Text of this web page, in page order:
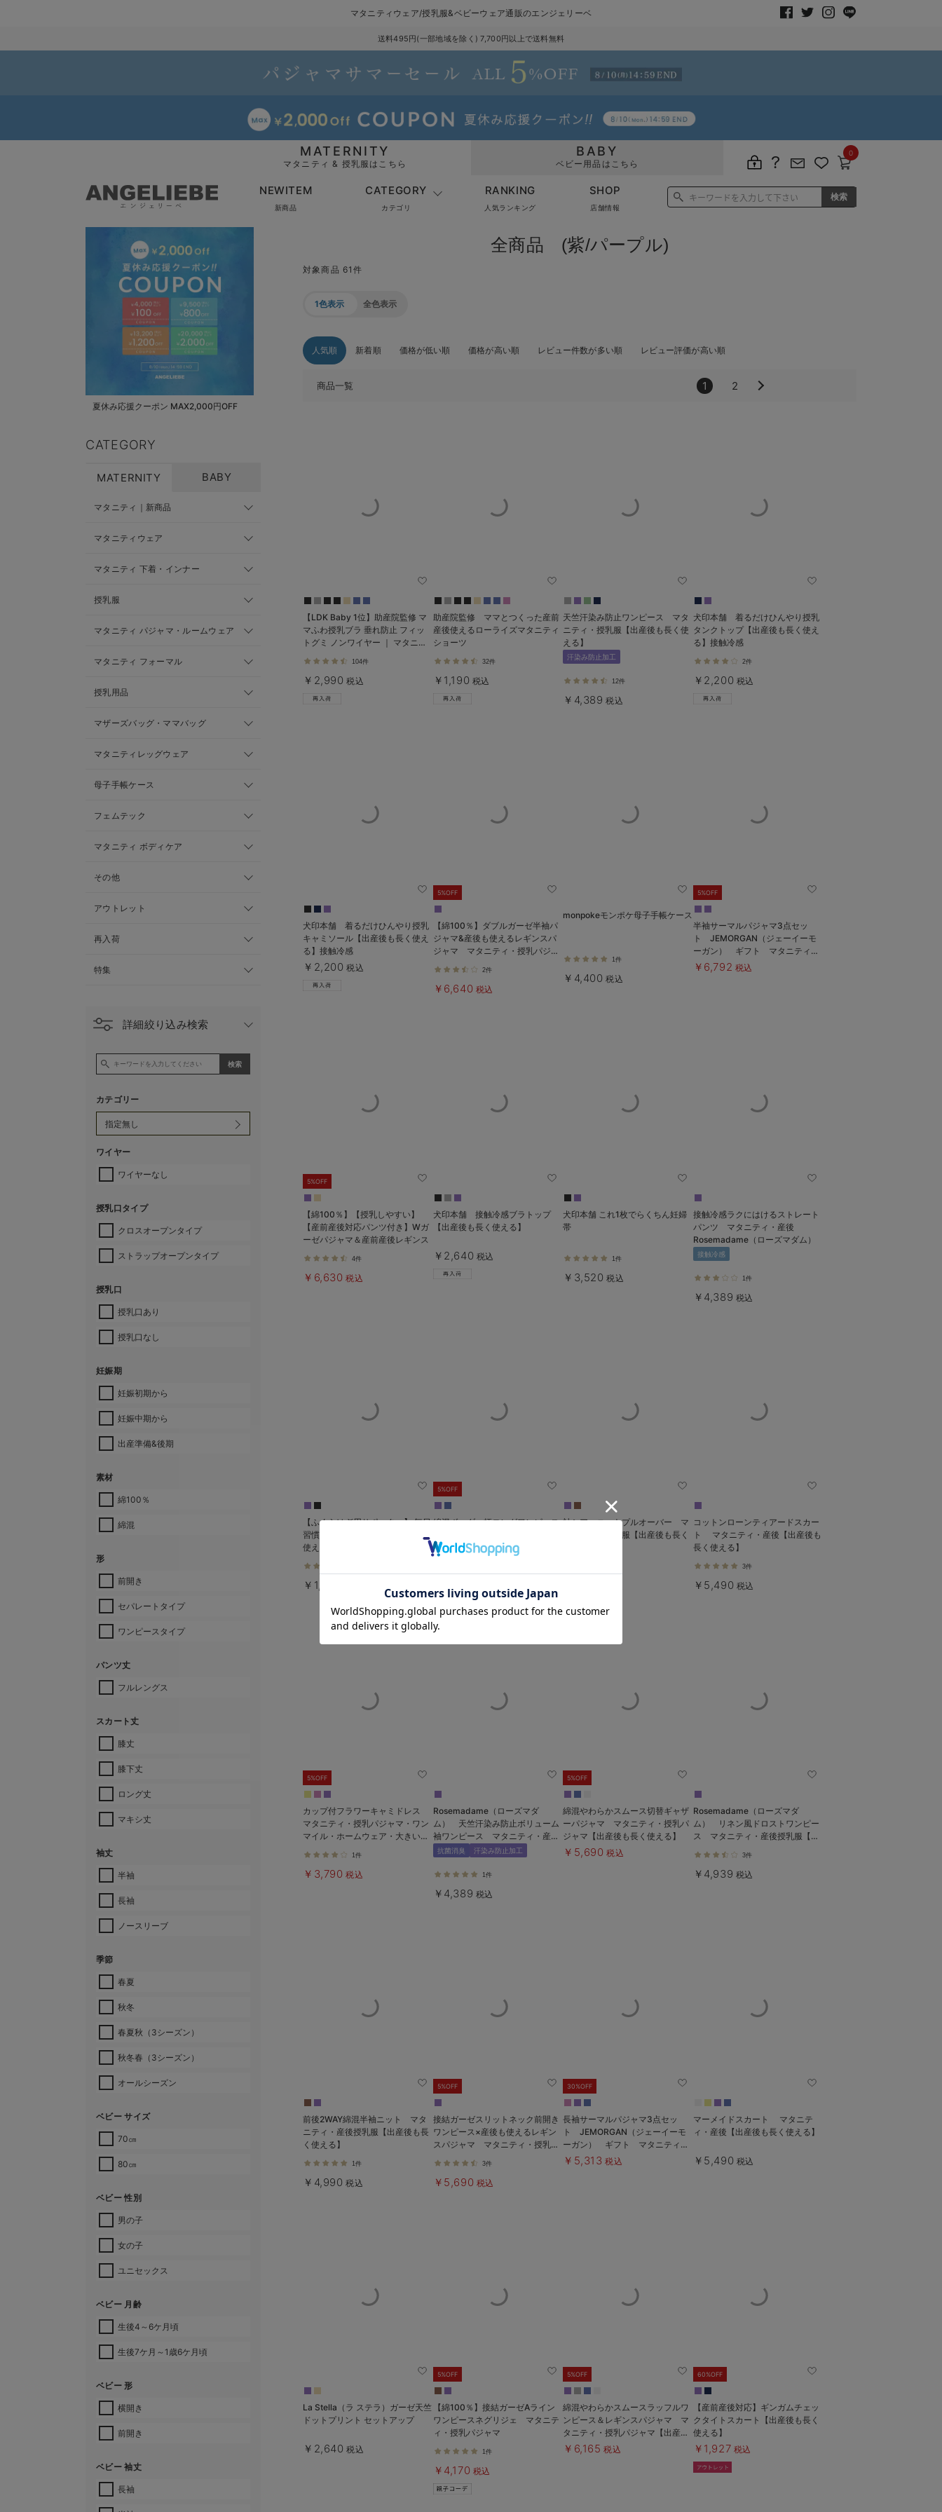
マタニティウェア/授乳服&ベビーウェア通販のエンジェリーベ
送料495円(一部地域を除く) 7,700円以上で送料無料
MATERNITY
マタニティ & 授乳服はこちら
BABY
ベビー用品はこちら
0
NEWITEM
新商品
CATEGORY
カテゴリ
RANKING
人気ランキング
SHOP
店舗情報
夏休み応援クーポン MAX2,000円OFF
CATEGORY
MATERNITY BABY
マタニティ｜新商品
マタニティウェア
マタニティ 下着・インナー
授乳服
マタニティ パジャマ・ルームウェア
マタニティ フォーマル
授乳用品
マザーズバッグ・ママバッグ
マタニティレッグウェア
母子手帳ケース
フェムテック
マタニティ ボディケア
その他
アウトレット
再入荷
特集
詳細絞り込み検索
カテゴリー
ワイヤー
ワイヤーなし
授乳口タイプ
クロスオープンタイプ
ストラップオープンタイプ
授乳口
授乳口あり
授乳口なし
妊娠期
妊娠初期から
妊娠中期から
出産準備&後期
素材
綿100％
綿混
形
前開き
セパレートタイプ
ワンピースタイプ
パンツ丈
フルレングス
スカート丈
膝丈
膝下丈
ロング丈
マキシ丈
袖丈
半袖
長袖
ノースリーブ
季節
春夏
秋冬
春夏秋（3シーズン）
秋冬春（3シーズン）
オールシーズン
ベビー サイズ
70㎝
80㎝
ベビー 性別
男の子
女の子
ユニセックス
ベビー 月齢
生後4～6ケ月頃
生後7ケ月～1歳6ケ月頃
ベビー 形
横開き
前開き
ベビー 袖丈
長袖
全商品 (紫/パープル)
対象商品 61件
1色表示 全色表示
人気順 新着順 価格が低い順 価格が高い順 レビュー件数が多い順 レビュー評価が高い順
商品一覧 1 2
【LDK Baby 1位】助産院監修 マ
マふわ授乳ブラ 垂れ防止 フィッ
トグミ ノンワイヤー ｜ マタニテ
ィ・授乳ブラ
104件
￥2,990 税込
助産院監修 ママとつくった産前
産後使えるローライズマタニティ
ショーツ
32件
￥1,190 税込
天竺汗染み防止ワンピース マタ
ニティ・授乳服【出産後も長く使
える】
汗染み防止加工
12件
￥4,389 税込
犬印本舗 着るだけひんやり授乳
タンクトップ【出産後も長く使え
る】接触冷感
2件
￥2,200 税込
犬印本舗 着るだけひんやり授乳
キャミソール【出産後も長く使え
る】接触冷感
￥2,200 税込
5%OFF
【綿100％】ダブルガーゼ半袖パ
ジャマ&産後も使えるレギンスパ
ジャマ マタニティ・授乳パジャ
2件
￥6,640 税込
monpokeモンポケ母子手帳ケース
1件
￥4,400 税込
5%OFF
半袖サーマルパジャマ3点セッ
ト JEMORGAN（ジェーイーモ
ーガン） ギフト マタニティ・
産後【出産後も長く使える】
￥6,792 税込
5%OFF
【綿100％】【授乳しやすい】
【産前産後対応パンツ付き】Wガ
ーゼパジャマ＆産前産後レギンス
4件
￥6,630 税込
犬印本舗 接触冷感ブラトップ
【出産後も長く使える】
￥2,640 税込
犬印本舗 これ1枚でらくちん妊婦
帯
1件
￥3,520 税込
接触冷感ラクにはけるストレート
パンツ マタニティ・産後
Rosemadame（ローズマダム）
接触冷感
1件
￥4,389 税込
【ふくらはぎ用サポーター】 毎日
習慣 ふくらはぎ用【出産後も長く
使える】
￥1,628
5%OFF
綿混ボーダー柄ロングワンピース
ャマ【出産後も長く使える】
fairy（フェアリー）
袖シアーニットプルオーバー マ
タニティ・授乳服【出産後も長く
コットンローンティアードスカー
ト マタニティ・産後【出産後も
長く使える】
3件
￥5,490 税込
5%OFF
カップ付フラワーキャミドレス
マタニティ・授乳パジャマ・ワン
マイル・ホームウェア・大きいサ
1件
￥3,790 税込
Rosemadame（ローズマダ
ム） 天竺汗染み防止ボリューム
袖ワンピース マタニティ・産後
授乳服【出産後も長く使える】
抗菌消臭 汗染み防止加工
1件
￥4,389 税込
5%OFF
綿混やわらかスムース切替ギャザ
ーパジャマ マタニティ・授乳パ
ジャマ【出産後も長く使える】
￥5,690 税込
Rosemadame（ローズマダ
ム） リネン風ドロストワンピー
ス マタニティ・産後授乳服【出
3件
￥4,939 税込
前後2WAY綿混半袖ニット マタ
ニティ・産後授乳服【出産後も長
く使える】
1件
￥4,990 税込
5%OFF
接結ガーゼスリットネック前開き
ワンピース×産後も使えるレギン
スパジャマ マタニティ・授乳パ
3件
￥5,690 税込
30%OFF
長袖サーマルパジャマ3点セッ
ト JEMORGAN（ジェーイーモ
ーガン） ギフト マタニティ・
産後【出産後も長く使える】
￥5,313 税込
マーメイドスカート マタニテ
ィ・産後【出産後も長く使える】
￥5,490 税込
La Stella（ラ ステラ）ガーゼ天竺
ドットプリント セットアップ
￥2,640 税込
5%OFF
【綿100％】接結ガーゼAライン
ワンピースネグリジェ マタニテ
ィ・授乳パジャマ
1件
￥4,170 税込
5%OFF
綿混やわらかスムースラッフルワ
ンピース＆レギンスパジャマ マ
タニティ・授乳パジャマ【出産後
も長く使える】
￥6,165 税込
60%OFF
【産前産後対応】ギンガムチェッ
クタイトスカート【出産後も長く
使える】
￥1,927 税込
お気に入り商品を確認する